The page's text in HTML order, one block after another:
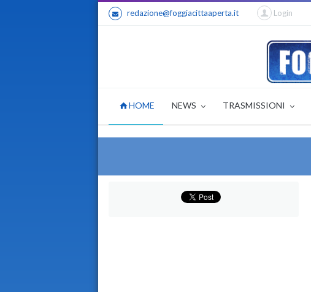
redazione@foggiacittaaperta.it Login
HOME NEWS TRASMISSIONI